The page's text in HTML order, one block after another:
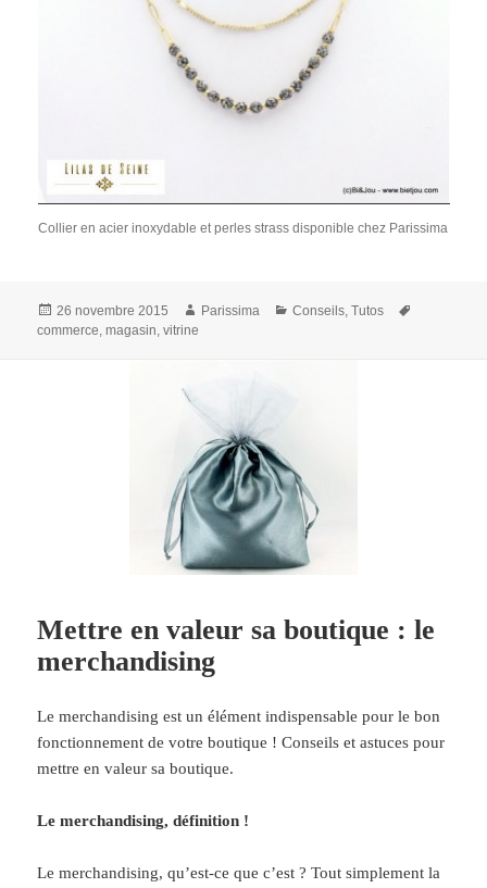
Collier en acier inoxydable et perles strass disponible chez Parissima
Publié
le
26 novembre 2015 Auteur
Parissima Catégories
Conseils ,Tutos
commerce ,magasin ,vitrine
Mettre en valeur sa boutique : le
merchandising
Le merchandising est un élément indispensable pour le bon
fonctionnement de votre boutique ! Conseils et astuces pour
mettre en valeur sa boutique.
Le merchandising, définition !
Le merchandising, qu’est-ce que c’est ? Tout simplement la